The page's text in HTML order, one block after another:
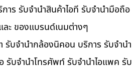
าร รับจำนำสินค้าไอที รับจำนำมือถือ
ะ ของแบรนด์เนมต่างๆ
รับจำนำกล้องนิคอน บริการ รับจำนำ
รับจำนำโทรศัพท์ รับจำนำไอแพค รับ